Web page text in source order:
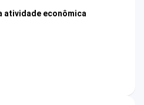
atividade econômica